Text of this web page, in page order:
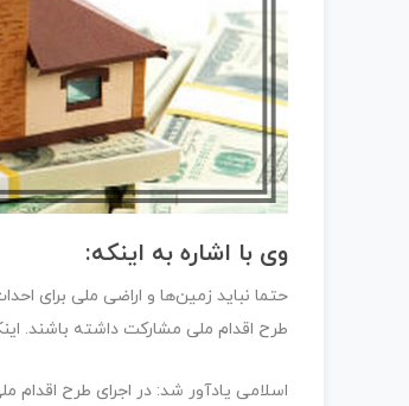
وی با اشاره به اینکه:
حتما نباید زمین‌ها و اراضی ملی برای
طرح اقدام ملی مشارکت داشته باشند.
اسلامی یادآور شد: در اجرای طرح